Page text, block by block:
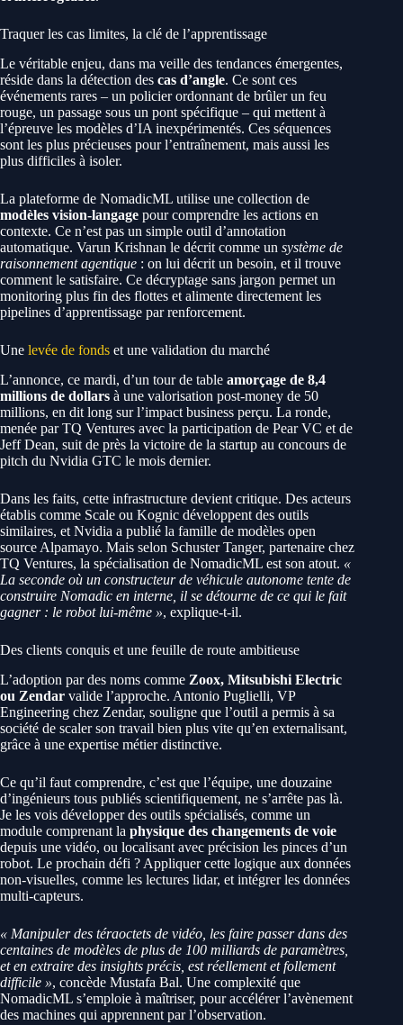
Traquer les cas limites, la clé de l’apprentissage
Le véritable enjeu, dans ma veille des tendances émergentes,
réside dans la détection des cas d’angle. Ce sont ces
événements rares – un policier ordonnant de brûler un feu
rouge, un passage sous un pont spécifique – qui mettent à
l’épreuve les modèles d’IA inexpérimentés. Ces séquences
sont les plus précieuses pour l’entraînement, mais aussi les
plus difficiles à isoler.
La plateforme de NomadicML utilise une collection de
modèles vision-langage pour comprendre les actions en
contexte. Ce n’est pas un simple outil d’annotation
automatique. Varun Krishnan le décrit comme un système de
raisonnement agentique : on lui décrit un besoin, et il trouve
comment le satisfaire. Ce décryptage sans jargon permet un
monitoring plus fin des flottes et alimente directement les
pipelines d’apprentissage par renforcement.
Une levée de fonds et une validation du marché
L’annonce, ce mardi, d’un tour de table amorçage de 8,4
millions de dollars à une valorisation post-money de 50
millions, en dit long sur l’impact business perçu. La ronde,
menée par TQ Ventures avec la participation de Pear VC et de
Jeff Dean, suit de près la victoire de la startup au concours de
pitch du Nvidia GTC le mois dernier.
Dans les faits, cette infrastructure devient critique. Des acteurs
établis comme Scale ou Kognic développent des outils
similaires, et Nvidia a publié la famille de modèles open
source Alpamayo. Mais selon Schuster Tanger, partenaire chez
TQ Ventures, la spécialisation de NomadicML est son atout. «
La seconde où un constructeur de véhicule autonome tente de
construire Nomadic en interne, il se détourne de ce qui le fait
gagner : le robot lui-même », explique-t-il.
Des clients conquis et une feuille de route ambitieuse
L’adoption par des noms comme Zoox, Mitsubishi Electric
ou Zendar valide l’approche. Antonio Puglielli, VP
Engineering chez Zendar, souligne que l’outil a permis à sa
société de scaler son travail bien plus vite qu’en externalisant,
grâce à une expertise métier distinctive.
Ce qu’il faut comprendre, c’est que l’équipe, une douzaine
d’ingénieurs tous publiés scientifiquement, ne s’arrête pas là.
Je les vois développer des outils spécialisés, comme un
module comprenant la physique des changements de voie
depuis une vidéo, ou localisant avec précision les pinces d’un
robot. Le prochain défi ? Appliquer cette logique aux données
non-visuelles, comme les lectures lidar, et intégrer les données
multi-capteurs.
« Manipuler des téraoctets de vidéo, les faire passer dans des
centaines de modèles de plus de 100 milliards de paramètres,
et en extraire des insights précis, est réellement et follement
difficile », concède Mustafa Bal. Une complexité que
NomadicML s’emploie à maîtriser, pour accélérer l’avènement
des machines qui apprennent par l’observation.